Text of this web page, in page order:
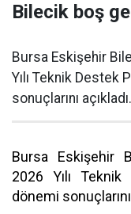
Bilecik boş
Bursa Eskişehir
Yılı Teknik Destek
sonuçlarını açıkladı.
Bursa Eskişehir
2026 Yılı Teknik
dönemi sonuçlarını